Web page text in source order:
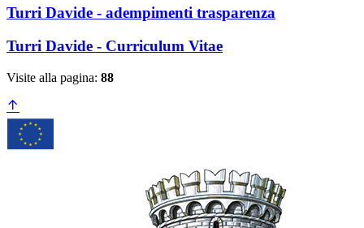
Turri Davide - adempimenti trasparenza
Turri Davide - Curriculum Vitae
Visite alla pagina: 88